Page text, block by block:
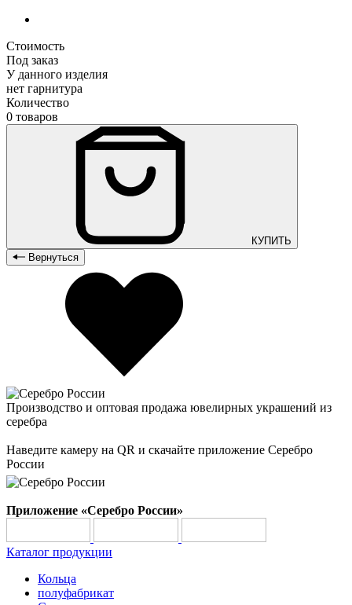
Стоимость
Под заказ
У данного изделия
нет гарнитура
Количество
0 товаров
КУПИТЬ
Вернуться
Производство и оптовая продажа ювелирных украшений из
серебра
Наведите камеру на QR и скачайте приложение Серебро
России
Приложение «Серебро России»
Каталог продукции
Кольца
полуфабрикат